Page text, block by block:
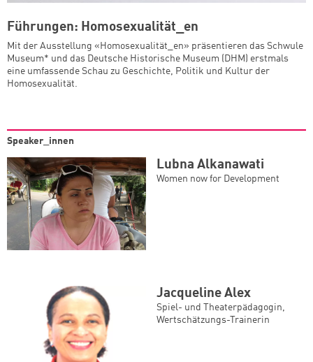
Führungen: Homosexualität_en
Mit der Ausstellung «Homosexualität_en» präsentieren das Schwule
Museum* und das Deutsche Historische Museum (DHM) erstmals
eine umfassende Schau zu Geschichte, Politik und Kultur der
Homosexualität.
Speaker_innen
Lubna Alkanawati
Women now for Development
Jacqueline Alex
Spiel- und Theaterpädagogin,
Wertschätzungs-Trainerin